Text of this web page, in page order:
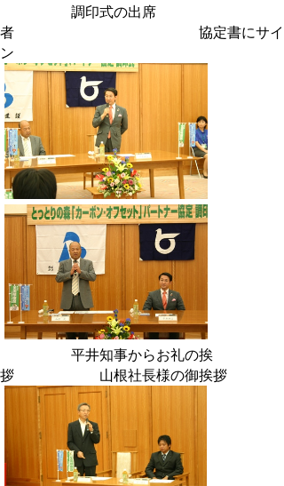
調印式の出席
者 協定書にサイ
ン
平井知事からお礼の挨
拶 山根社長様の御挨拶